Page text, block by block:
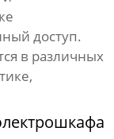
доступ.
в различных